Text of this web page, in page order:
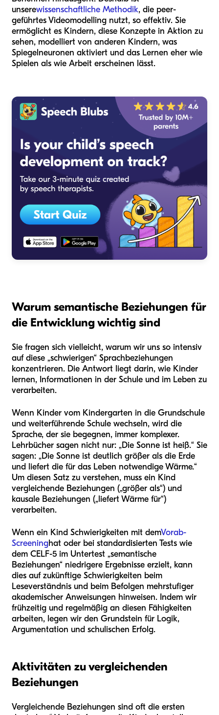
unserewissenschaftliche Methodik, die peer-
geführtes Videomodelling nutzt, so effektiv. Sie
ermöglicht es Kindern, diese Konzepte in Aktion zu
sehen, modelliert von anderen Kindern, was
Spiegelneuronen aktiviert und das Lernen eher wie
Spielen als wie Arbeit erscheinen lässt.
Warum semantische Beziehungen für
die Entwicklung wichtig sind
Sie fragen sich vielleicht, warum wir uns so intensiv
auf diese „schwierigen“ Sprachbeziehungen
konzentrieren. Die Antwort liegt darin, wie Kinder
lernen, Informationen in der Schule und im Leben zu
verarbeiten.
Wenn Kinder vom Kindergarten in die Grundschule
und weiterführende Schule wechseln, wird die
Sprache, der sie begegnen, immer komplexer.
Lehrbücher sagen nicht nur: „Die Sonne ist heiß.“ Sie
sagen: „Die Sonne ist deutlich größer als die Erde
und liefert die für das Leben notwendige Wärme.“
Um diesen Satz zu verstehen, muss ein Kind
vergleichende Beziehungen („größer als“) und
kausale Beziehungen („liefert Wärme für“)
verarbeiten.
Wenn ein Kind Schwierigkeiten mit demVorab-
Screeninghat oder bei standardisierten Tests wie
dem CELF-5 im Untertest „semantische
Beziehungen“ niedrigere Ergebnisse erzielt, kann
dies auf zukünftige Schwierigkeiten beim
Leseverständnis und beim Befolgen mehrstufiger
akademischer Anweisungen hinweisen. Indem wir
frühzeitig und regelmäßig an diesen Fähigkeiten
arbeiten, legen wir den Grundstein für Logik,
Argumentation und schulischen Erfolg.
Aktivitäten zu vergleichenden
Beziehungen
Vergleichende Beziehungen sind oft die ersten